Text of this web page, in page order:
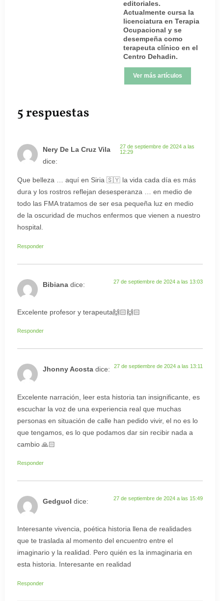
editoriales.
Actualmente cursa la
licenciatura en Terapia
Ocupacional y se
desempeña como
terapeuta clínico en el
Centro Dehadin.
Ver más artículos
5 respuestas
Nery De La Cruz Vila
dice:
27 de septiembre de 2024 a las
12:29
Que belleza … aquí en Siria 🇸🇾 la vida cada día es más
dura y los rostros reflejan desesperanza … en medio de
todo las FMA tratamos de ser esa pequeña luz en medio
de la oscuridad de muchos enfermos que vienen a nuestro
hospital.
Responder
Bibiana dice: 27 de septiembre de 2024 a las 13:03
Excelente profesor y terapeuta🙌🏻🙌🏻
Responder
Jhonny Acosta dice: 27 de septiembre de 2024 a las 13:11
Excelente narración, leer esta historia tan insignificante, es
escuchar la voz de una experiencia real que muchas
personas en situación de calle han pedido vivir, el no es lo
que tengamos, es lo que podamos dar sin recibir nada a
cambio 🙏🏻
Responder
Gedguol dice: 27 de septiembre de 2024 a las 15:49
Interesante vivencia, poética historia llena de realidades
que te traslada al momento del encuentro entre el
imaginario y la realidad. Pero quién es la inmaginaria en
esta historia. Interesante en realidad
Responder